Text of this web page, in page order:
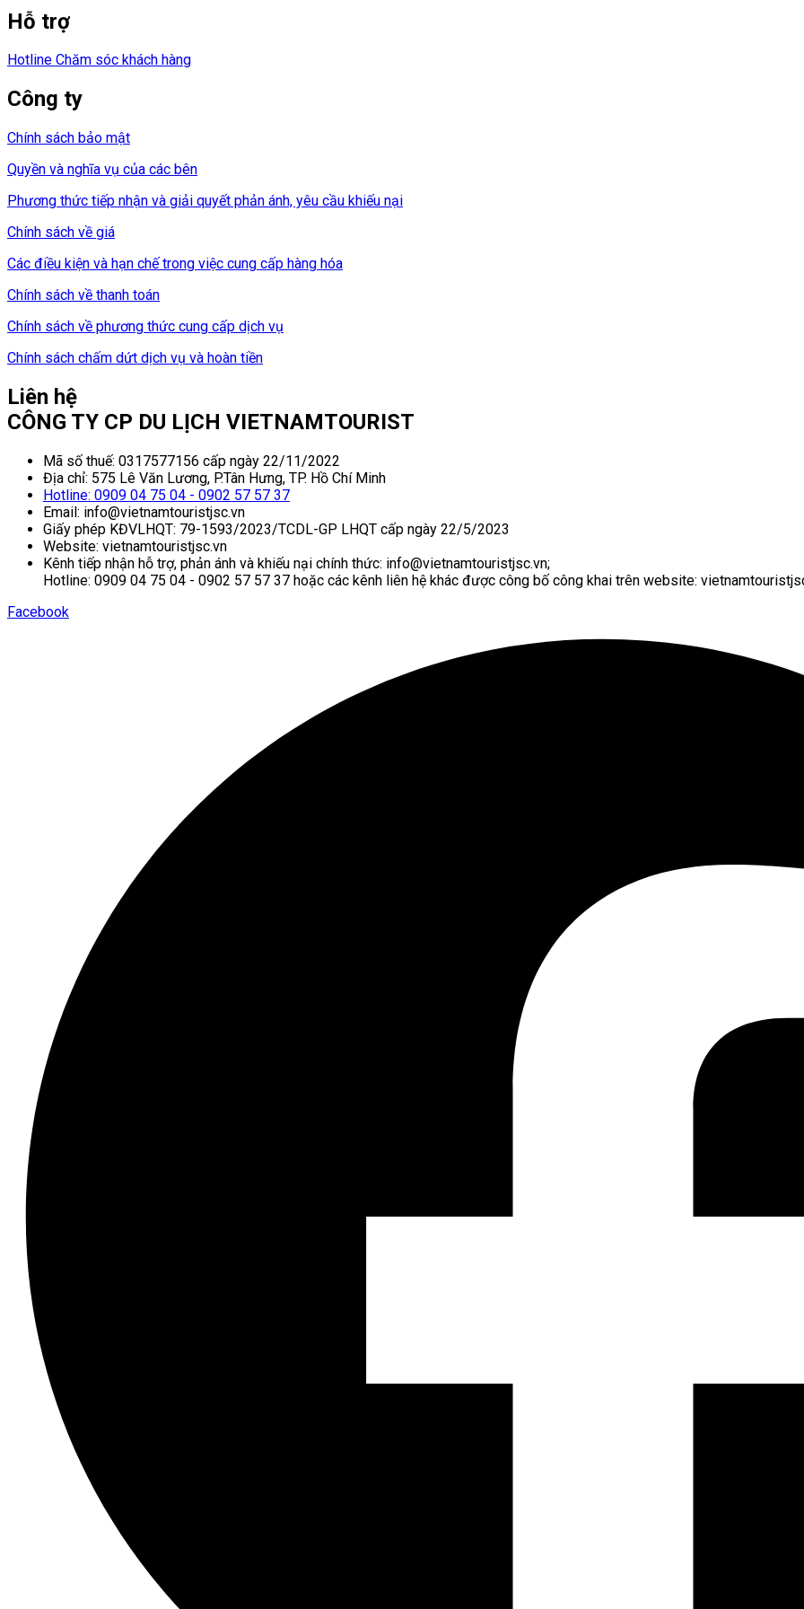
Hỗ trợ
Hotline Chăm sóc khách hàng
Công ty
Chính sách bảo mật
Quyền và nghĩa vụ của các bên
Phương thức tiếp nhận và giải quyết phản ánh, yêu cầu khiếu nại
Chính sách về giá
Các điều kiện và hạn chế trong việc cung cấp hàng hóa
Chính sách về thanh toán
Chính sách về phương thức cung cấp dịch vụ
Chính sách chấm dứt dịch vụ và hoàn tiền
Liên hệ
CÔNG TY CP DU LỊCH VIETNAMTOURIST
Mã số thuế: 0317577156 cấp ngày 22/11/2022
Địa chỉ: 575 Lê Văn Lương, P.Tân Hưng, TP. Hồ Chí Minh
Hotline: 0909 04 75 04 - 0902 57 57 37
Email: info@vietnamtouristjsc.vn
Giấy phép KĐVLHQT: 79-1593/2023/TCDL-GP LHQT cấp ngày 22/5/2023
Website: vietnamtouristjsc.vn
Kênh tiếp nhận hỗ trợ, phản ánh và khiếu nại chính thức: info@vietnamtouristjsc.vn;
Hotline: 0909 04 75 04 - 0902 57 57 37 hoặc các kênh liên hệ khác được công bố công khai trên website:
Facebook